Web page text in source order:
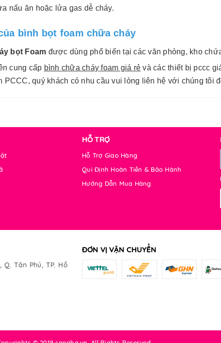
nấu ăn hoặc lửa gas dễ cháy.
bình bọt foam chữa cháy
bọt Foam được dùng phổ biến tại các văn phòng, kho
cung cấp bình chữa cháy foam giá rẻ và các thiết bị pccc
PCCC, quý khách có nhu cầu vui lòng liên hệ với chúng tôi
HỖ TRỢ
Hỗ Trợ Giao Hàng
Qui Định Hoàn Tiền & Bảo Hành
Hướng Dẫn Mua Hàng
Tân Phú, TP. Hồ
ĐƠN VỊ VẬN CHUYỂN